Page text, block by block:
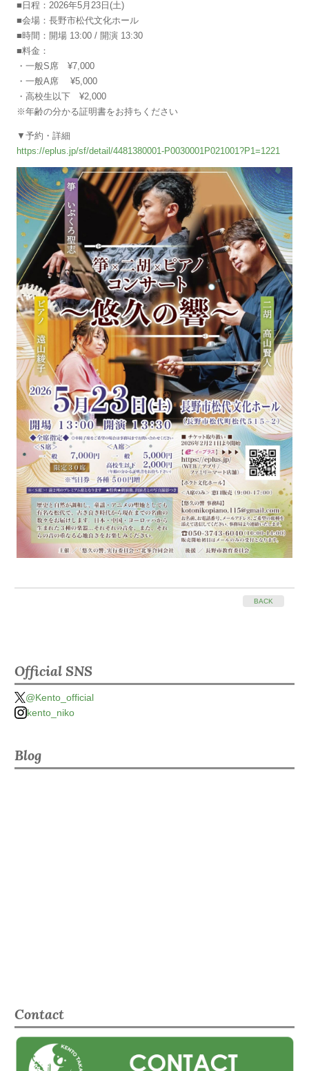
■日程：2026年5月23日(土)
■会場：長野市松代文化ホール
■時間：開場 13:00 / 開演 13:30
■料金：
・一般S席 ¥7,000
・一般A席 ¥5,000
・高校生以下 ¥2,000
※年齢の分かる証明書をお持ちください
▼予約・詳細
https://eplus.jp/sf/detail/4481380001-P0030001P021001?P1=1221
BACK
Official SNS
@Kento_official
kento_niko
Blog
Contact